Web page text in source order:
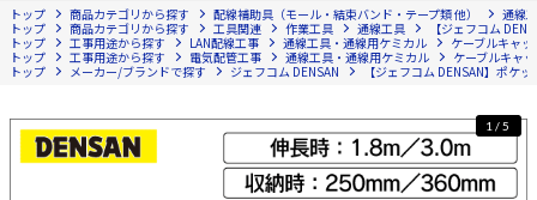
アンテナ・取付金具・ブースター／CATV
部材類
配線補助具（モール・結束バンド・テー
プ類 他）
HDMIケーブル・周辺機器／RCAケーブル
光工事・FTTH工事
エアコン・換気扇工事
トップ 商品カテゴリから探す 配線補助具（モール・結束バンド・テープ類 他）
通線
トップ
商品カテゴリから探す 工具関連 作業工具 通線工具
【ジェフコム
トップ
工事用途から探す LAN配線工事 通線工具・通線用ケミカル
ケーブルキャ
トップ
工事用途から探す 電気配管工事 通線工具・通線用ケミカル
ケーブルキャ
トップ
メーカー/ブランドで探す ジェフコム DENSAN 【ジェフコム DENSAN】ポケ
1/5